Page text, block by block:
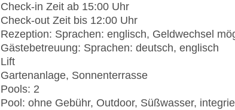
Check-in Zeit ab 15:00 Uhr
Check-out Zeit bis 12:00 Uhr
Rezeption: Sprachen: englisch, Geldwechsel
Gästebetreuung: Sprachen: deutsch, englisch
Lift
Gartenanlage, Sonnenterrasse
Pools: 2
Pool: ohne Gebühr, Outdoor, Süßwasser,